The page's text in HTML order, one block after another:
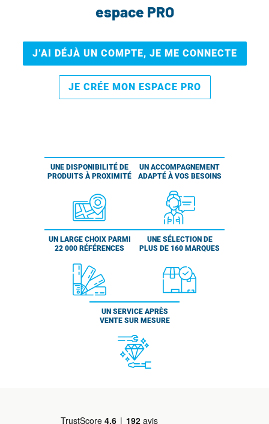
espace PRO
J’AI DÉJÀ UN COMPTE, JE ME CONNECTE
JE CRÉE MON ESPACE PRO
UNE DISPONIBILITÉ DE
PRODUITS À PROXIMITÉ
UN ACCOMPAGNEMENT
ADAPTÉ À VOS BESOINS
UN LARGE CHOIX PARMI
22 000 RÉFÉRENCES
UNE SÉLECTION DE
PLUS DE 160 MARQUES
UN SERVICE APRÈS
VENTE SUR MESURE